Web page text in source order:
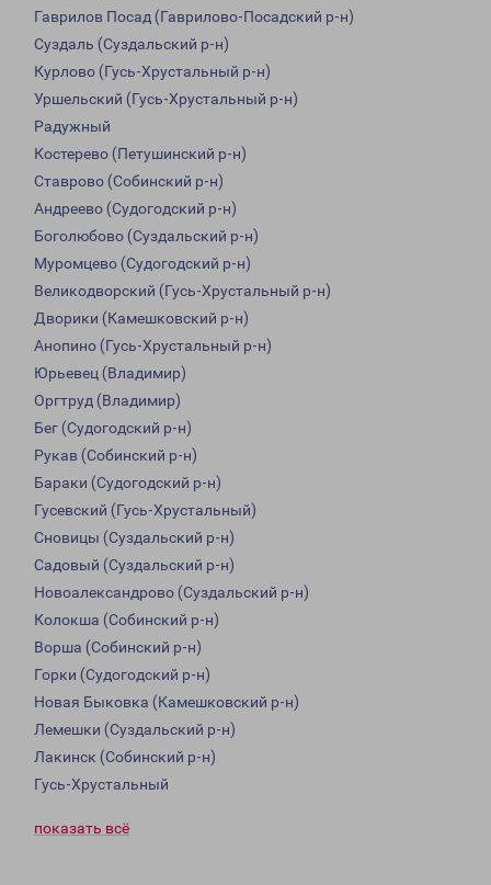
Гаврилов Посад (Гаврилово-Посадский р-н)
Суздаль (Суздальский р-н)
Курлово (Гусь-Хрустальный р-н)
Уршельский (Гусь-Хрустальный р-н)
Радужный
Костерево (Петушинский р-н)
Ставрово (Собинский р-н)
Андреево (Судогодский р-н)
Боголюбово (Суздальский р-н)
Муромцево (Судогодский р-н)
Великодворский (Гусь-Хрустальный р-н)
Дворики (Камешковский р-н)
Анопино (Гусь-Хрустальный р-н)
Юрьевец (Владимир)
Оргтруд (Владимир)
Бег (Судогодский р-н)
Рукав (Собинский р-н)
Бараки (Судогодский р-н)
Гусевский (Гусь-Хрустальный)
Сновицы (Суздальский р-н)
Садовый (Суздальский р-н)
Новоалександрово (Суздальский р-н)
Колокша (Собинский р-н)
Ворша (Собинский р-н)
Горки (Судогодский р-н)
Новая Быковка (Камешковский р-н)
Лемешки (Суздальский р-н)
Лакинск (Собинский р-н)
Гусь-Хрустальный
показать всё